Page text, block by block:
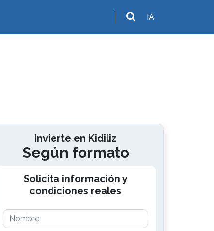
IA
Invierte en Kidiliz
Según formato
Solicita información y
condiciones reales